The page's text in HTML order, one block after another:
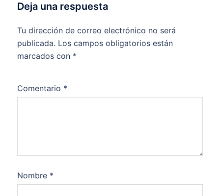
Deja una respuesta
Tu dirección de correo electrónico no será
publicada. Los campos obligatorios están
marcados con *
Comentario *
Nombre *